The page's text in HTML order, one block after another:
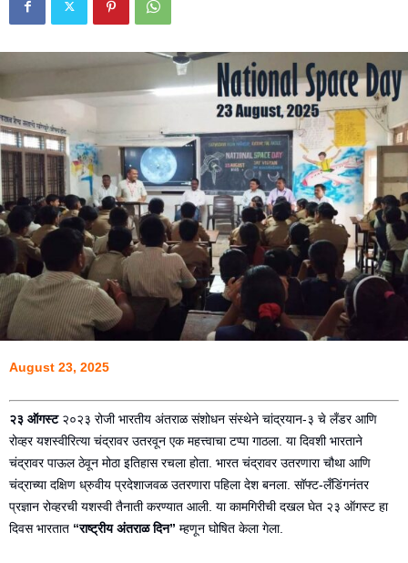
August 23, 2025
२३ ऑगस्ट २०२३ रोजी भारतीय अंतराळ संशोधन संस्थेने चांद्रयान-३ चे लँडर आणि
रोव्हर यशस्वीरित्या चंद्रावर उतरवून एक महत्त्वाचा टप्पा गाठला. या दिवशी भारताने
चंद्रावर पाऊल ठेवून मोठा इतिहास रचला होता. भारत चंद्रावर उतरणारा चौथा आणि
चंद्राच्या दक्षिण ध्रुवीय प्रदेशाजवळ उतरणारा पहिला देश बनला. सॉफ्ट-लँडिंगनंतर
प्रज्ञान रोव्हरची यशस्वी तैनाती करण्यात आली. या कामगिरीची दखल घेत २३ ऑगस्ट हा
दिवस भारतात “राष्ट्रीय अंतराळ दिन” म्हणून घोषित केला गेला.